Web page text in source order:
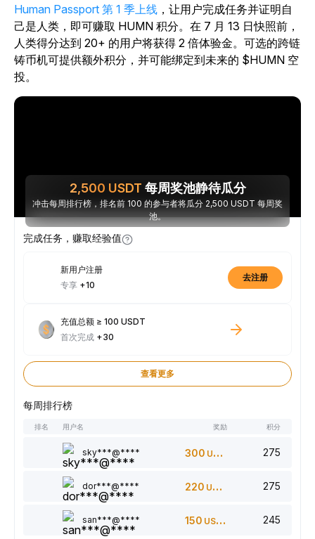
Human Passport 第 1 季上线 ，让用户完成任务并证明自
己是人类，即可赚取 HUMN 积分。在 7 月 13 日快照前，
人类得分达到 20+ 的用户将获得 2 倍体验金。可选的跨链
铸币机可提供额外积分，并可能绑定到未来的 $HUMN 空
投。
2,500 USDT 每周奖池静待瓜分
冲击每周排行榜，排名前 100 的参与者将瓜分 2,500 USDT 每周奖
池。
完成任务，赚取经验值
新用户注册
专享 +10
去注册
充值总额 ≥ 100 USDT
首次完成 +30
查看更多
每周排行榜
排名 用户名 奖励 积分
sky***@**** 300 USDT 275
dor***@**** 220 USDT 275
san***@**** 150 USDT 245